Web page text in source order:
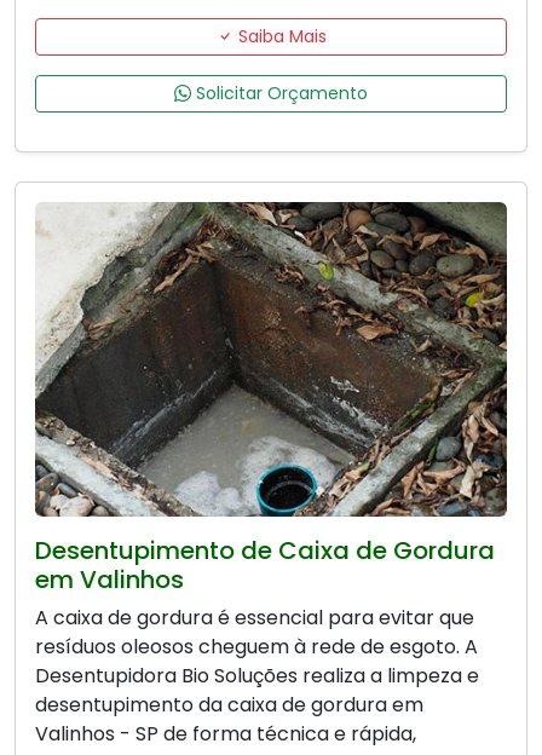
Saiba Mais
Solicitar Orçamento
Desentupimento de Caixa de Gordura
em Valinhos
A caixa de gordura é essencial para evitar que
resíduos oleosos cheguem à rede de esgoto. A
Desentupidora Bio Soluções realiza a limpeza e
desentupimento da caixa de gordura em
Valinhos - SP de forma técnica e rápida,